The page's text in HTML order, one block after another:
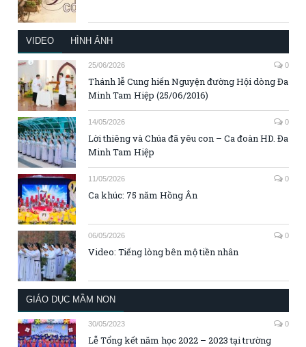
VIDEO HÌNH ẢNH
25/06/2026 0
Thánh lễ Cung hiến Nguyện đường Hội dòng Đa
Minh Tam Hiệp (25/06/2016)
14/05/2026 0
Lời thiêng và Chúa đã yêu con – Ca đoàn HD. Đa
Minh Tam Hiệp
11/05/2026 0
Ca khúc: 75 năm Hồng Ân
06/05/2026 0
Video: Tiếng lòng bên mộ tiền nhân
GIÁO DỤC MẦM NON
30/05/2023 0
Lễ Tổng kết năm học 2022 – 2023 tại trường